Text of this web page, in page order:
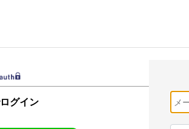
グイン